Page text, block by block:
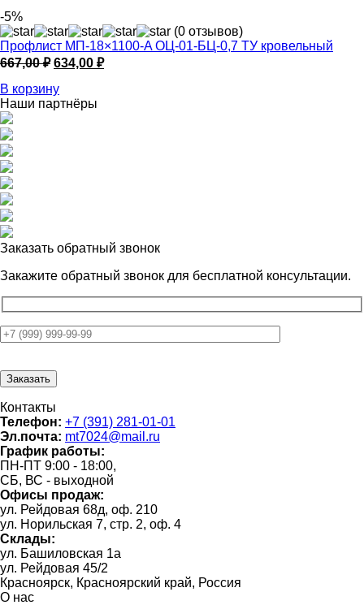
-5%
(0 отзывов)
Профлист МП-18×1100-A ОЦ-01-БЦ-0,7 ТУ кровельный
667,00₽ Первоначальная
составляла
667,00 ₽.
634,00 ₽Текущая
В корзину
Наши партнёры
Заказать обратный звонок
Закажите обратный звонок для бесплатной консультации.
Контакты
Телефон: +7 (391) 281-01-01
Эл.почта: mt7024@mail.ru
График работы:
ПН-ПТ 9:00 - 18:00,
СБ, ВС - выходной
Офисы продаж:
ул. Рейдовая 68д, оф. 210
ул. Норильская 7, стр. 2, оф. 4
Склады:
ул. Башиловская 1а
ул. Рейдовая 45/2
Красноярск, Красноярский край, Россия
О нас